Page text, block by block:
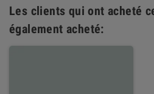
Les clients qui ont acheté
également acheté: